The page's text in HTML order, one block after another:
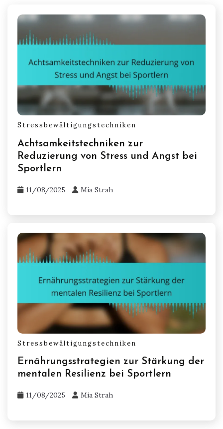
Stressbewältigungstechniken
Achtsamkeitstechniken zur
Reduzierung von Stress und Angst bei
Sportlern
11/08/2025 Mia Strah
Stressbewältigungstechniken
Ernährungsstrategien zur Stärkung der
mentalen Resilienz bei Sportlern
11/08/2025 Mia Strah